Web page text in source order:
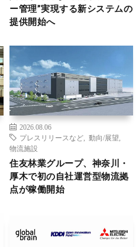
ー管理”実現する新システムの
提供開始へ
2026.08.06
プレスリリースなど
動向/展望
物流施設
住友林業グループ、神奈川・
厚木で初の自社運営型物流拠
点が稼働開始